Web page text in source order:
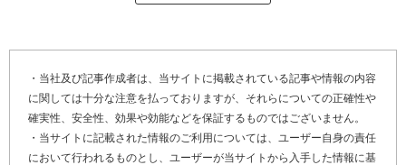
・当社及び記事作成者は、当サイトに掲載されている記事や情報の内容
に関しては十分な注意を払っておりますが、それらについての正確性や
確実性、安全性、効果や効能などを保証するものではございません。
・当サイトに記載された情報のご利用については、ユーザー自身の責任
において行われるものとし、ユーザーが当サイトから入手した情報に基